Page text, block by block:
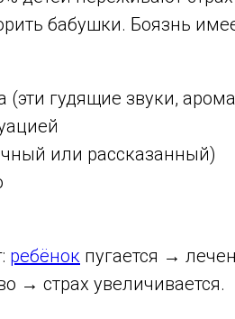
бабушки. Боязнь
гудящие звуки,
или рассказанный)
ребёнок пугается →
→ страх увеличивается.